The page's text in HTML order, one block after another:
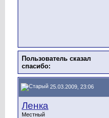
Пользователь сказал
cпасибо:
25.03.2009, 23:06
Ленка
Местный